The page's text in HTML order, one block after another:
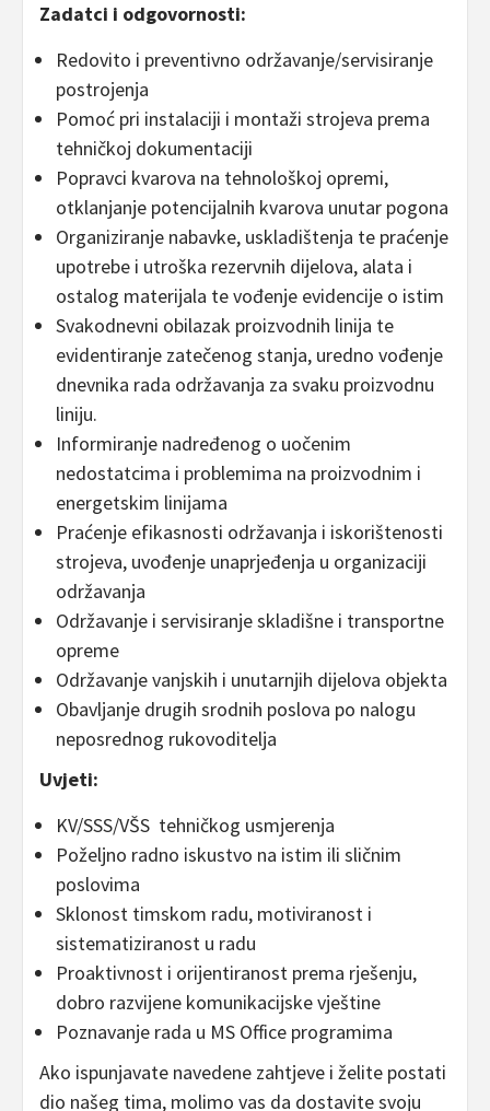
Zadatci i odgovornosti:
Redovito i preventivno održavanje/servisiranje
postrojenja
Pomoć pri instalaciji i montaži strojeva prema
tehničkoj dokumentaciji
Popravci kvarova na tehnološkoj opremi,
otklanjanje potencijalnih kvarova unutar pogona
Organiziranje nabavke, uskladištenja te praćenje
upotrebe i utroška rezervnih dijelova, alata i
ostalog materijala te vođenje evidencije o istim
Svakodnevni obilazak proizvodnih linija te
evidentiranje zatečenog stanja, uredno vođenje
dnevnika rada održavanja za svaku proizvodnu
liniju.
Informiranje nadređenog o uočenim
nedostatcima i problemima na proizvodnim i
energetskim linijama
Praćenje efikasnosti održavanja i iskorištenosti
strojeva, uvođenje unaprjeđenja u organizaciji
održavanja
Održavanje i servisiranje skladišne i transportne
opreme
Održavanje vanjskih i unutarnjih dijelova objekta
Obavljanje drugih srodnih poslova po nalogu
neposrednog rukovoditelja
Uvjeti:
KV/SSS/VŠS tehničkog usmjerenja
Poželjno radno iskustvo na istim ili sličnim
poslovima
Sklonost timskom radu, motiviranost i
sistematiziranost u radu
Proaktivnost i orijentiranost prema rješenju,
dobro razvijene komunikacijske vještine
Poznavanje rada u MS Office programima
Ako ispunjavate navedene zahtjeve i želite postati
dio našeg tima, molimo vas da dostavite svoju